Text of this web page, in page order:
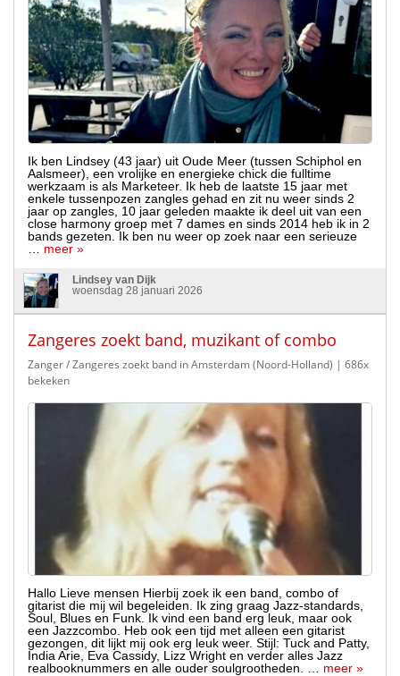
Ik ben Lindsey (43 jaar) uit Oude Meer (tussen Schiphol en
Aalsmeer), een vrolijke en energieke chick die fulltime
werkzaam is als Marketeer. Ik heb de laatste 15 jaar met
enkele tussenpozen zangles gehad en zit nu weer sinds 2
jaar op zangles, 10 jaar geleden maakte ik deel uit van een
close harmony groep met 7 dames en sinds 2014 heb ik in 2
bands gezeten. Ik ben nu weer op zoek naar een serieuze
meer »
Lindsey van Dijk
woensdag 28 januari 2026
Zangeres zoekt band, muzikant of combo
Zanger / Zangeres zoekt band in Amsterdam (Noord-Holland) | 686x
bekeken
Hallo Lieve mensen Hierbij zoek ik een band, combo of
gitarist die mij wil begeleiden. Ik zing graag Jazz-standards,
Soul, Blues en Funk. Ik vind een band erg leuk, maar ook
een Jazzcombo. Heb ook een tijd met alleen een gitarist
gezongen, dit lijkt mij ook erg leuk weer. Stijl: Tuck and Patty,
India Arie, Eva Cassidy, Lizz Wright en verder alles Jazz
realbooknummers en alle ouder soulgrootheden. … meer »